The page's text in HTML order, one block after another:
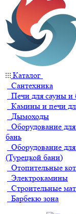
Каталог
Сантехника
Печи для сауны и
Камины и печи
Дымоходы
Оборудование
бань
Оборудование
(Турецкой бани)
Отопительные
Электрокамины
Строительные
Барбекю зона